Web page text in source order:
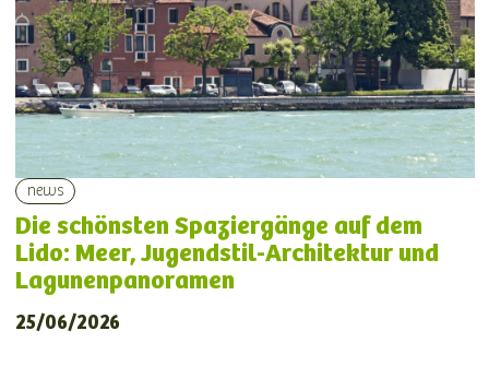
news
Die schönsten Spaziergänge auf dem
Lido: Meer, Jugendstil-Architektur und
Lagunenpanoramen
25/06/2026